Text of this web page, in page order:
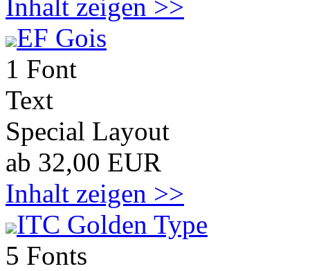
Inhalt zeigen >>
EF Gois
1 Font
Text
Special Layout
ab 32,00 EUR
Inhalt zeigen >>
ITC Golden Type
5 Fonts